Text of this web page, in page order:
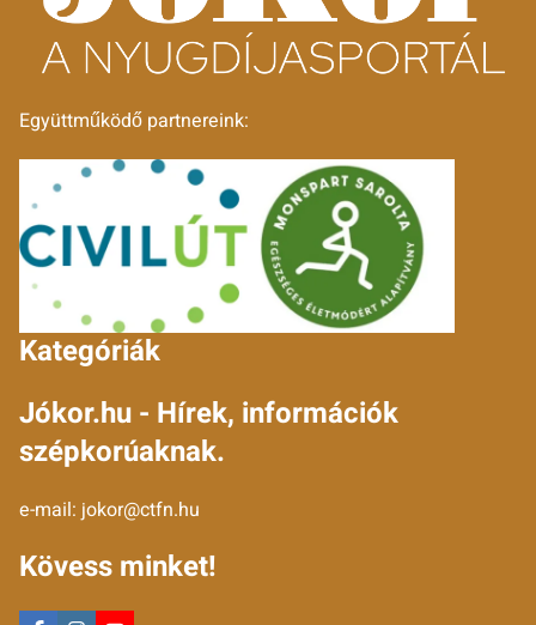
Együttműködő partnereink:
Kategóriák
Jókor.hu - Hírek, információk
szépkorúaknak.
e-mail: jokor@ctfn.hu
Kövess minket!